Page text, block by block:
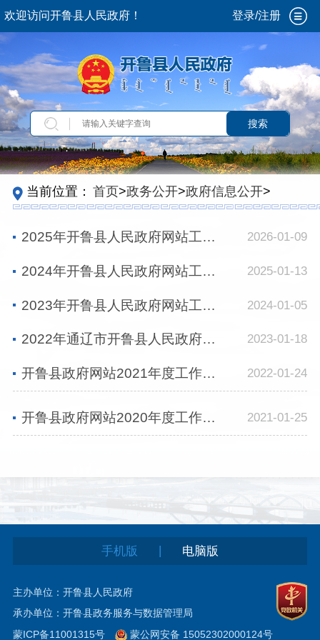
欢迎访问开鲁县人民政府！ 登录/注册
搜索
当前位置： 首页>政务公开>政府信息公开>
府网站工作报表
2025年开鲁县人民政府网站工作年度报表 2026-01-09
2024年开鲁县人民政府网站工作年度报表 2025-01-13
2023年开鲁县人民政府网站工作年度报表 2024-01-05
2022年通辽市开鲁县人民政府网站工作年度报表 2023-01-18
开鲁县政府网站2021年度工作报表 2022-01-24
开鲁县政府网站2020年度工作报表 2021-01-25
手机版 电脑版
主办单位：开鲁县人民政府
承办单位：开鲁县政务服务与数据管理局
蒙ICP备11001315号
蒙公网安备 15052302000124号